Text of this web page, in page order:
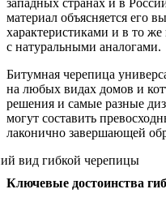
материал объясняется его
характеристиками и в то
с натуральными аналогами.
Битумная черепица
на любых видах домов и
решения и самые разные
могут составить
лаконично завершающей
Ключевые достоинства